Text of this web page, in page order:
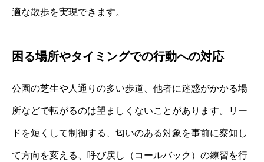
適な散歩を実現できます。
困る場所やタイミングでの行動への対応
公園の芝生や人通りの多い歩道、他者に迷惑がかかる場
所などで転がるのは望ましくないことがあります。リー
ドを短くして制御する、匂いのある対象を事前に察知し
て方向を変える、呼び戻し（コールバック）の練習を行